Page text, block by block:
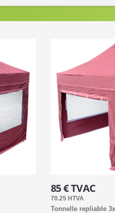
85 € TVAC
70.25 HTVA
Tonnelle repliable